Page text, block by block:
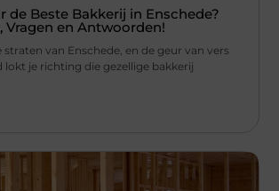
de Beste Bakkerij in Enschede?
Vragen en Antwoorden!
van Enschede, en de geur van vers
lokt je richting die gezellige bakkerij